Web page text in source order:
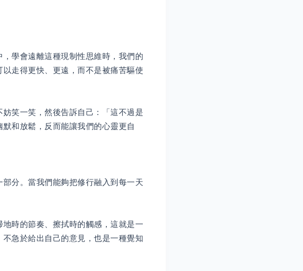
學會遠離這種現制性思維時，我們的
走得更快、更遠，而不是被痛苦驅使
笑一笑，然後告訴自己：「這不過是
和放鬆，反而能讓我們的心靈更自
分。當我們能夠把修行融入到每一天
時的節奏、擦拭時的觸感，這就是一
急於給出自己的意見，也是一種覺知